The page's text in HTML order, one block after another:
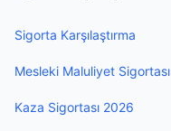
Sigorta Karşılaştırma
Mesleki Maluliyet Sigortası
Kaza Sigortası 2026